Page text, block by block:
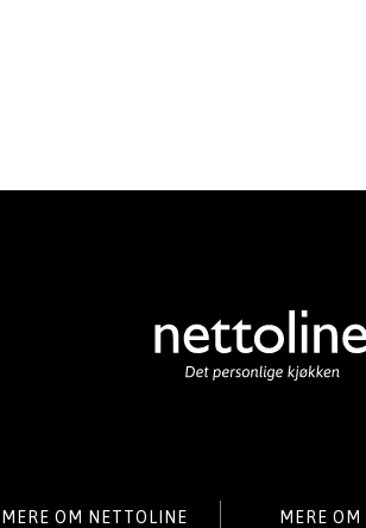
MERE OM NETTOLINE MERE